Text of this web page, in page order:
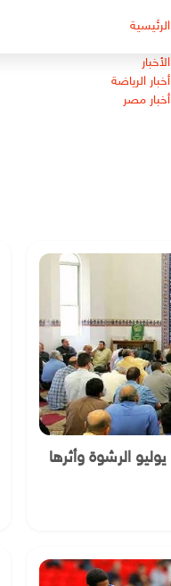
الرئيسية
الأخبار
أخبار الرياضة
أخبار مصر
موضوع خطبة الجمعة اليوم 31 يوليو الرشوة وأثرها